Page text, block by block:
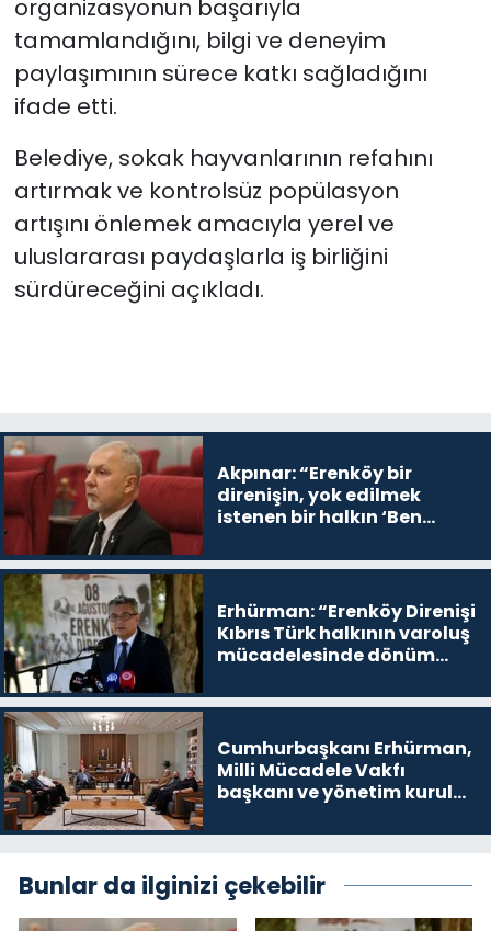
organizasyonun başarıyla
tamamlandığını, bilgi ve deneyim
paylaşımının sürece katkı sağladığını
ifade etti.
Belediye, sokak hayvanlarının refahını
artırmak ve kontrolsüz popülasyon
artışını önlemek amacıyla yerel ve
uluslararası paydaşlarla iş birliğini
sürdüreceğini açıkladı.
Akpınar: “Erenköy bir
direnişin, yok edilmek
istenen bir halkın ‘Ben
devam edeceğim’ dediği
Erhürman: “Erenköy Direnişi
Kıbrıs Türk halkının varoluş
mücadelesinde dönüm
Cumhurbaşkanı Erhürman,
Milli Mücadele Vakfı
başkanı ve yönetim kurulu
Bunlar da ilginizi çekebilir